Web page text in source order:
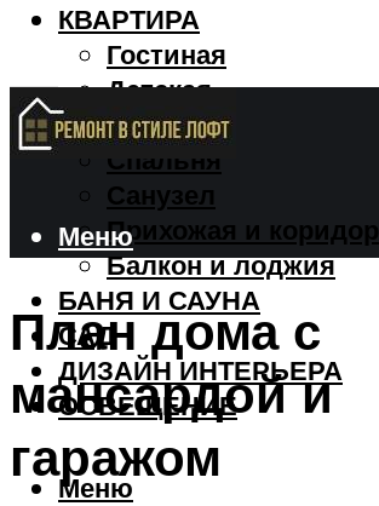
КВАРТИРА
Гостиная
Детская
Кухня
Спальня
Санузел
Прихожая и коридор
Балкон и лоджия
БАНЯ И САУНА
САД
ДИЗАЙН ИНТЕРЬЕРА
ОСВЕЩЕНИЕ
Меню
Меню
План дома с
мансардой и
гаражом